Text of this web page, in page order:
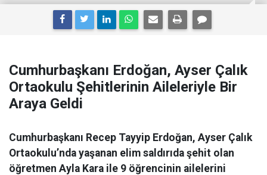
Cumhurbaşkanı Erdoğan, Ayser Çalık
Ortaokulu Şehitlerinin Aileleriyle Bir
Araya Geldi
Cumhurbaşkanı Recep Tayyip Erdoğan, Ayser Çalık
Ortaokulu’nda yaşanan elim saldırıda şehit olan
öğretmen Ayla Kara ile 9 öğrencinin ailelerini